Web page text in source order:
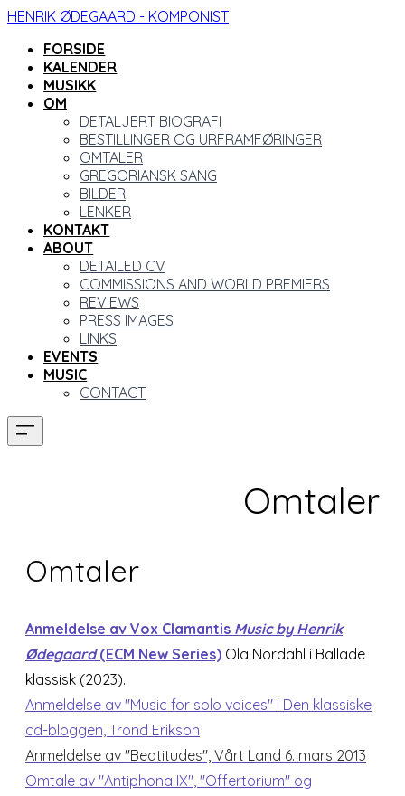
HENRIK ØDEGAARD - KOMPONIST
FORSIDE
KALENDER
MUSIKK
OM
DETALJERT BIOGRAFI
BESTILLINGER OG URFRAMFØRINGER
OMTALER
GREGORIANSK SANG
BILDER
LENKER
KONTAKT
ABOUT
DETAILED CV
COMMISSIONS AND WORLD PREMIERS
REVIEWS
PRESS IMAGES
LINKS
EVENTS
MUSIC
CONTACT
Omtaler
Omtaler
Anmeldelse av Vox Clamantis Music by Henrik
Ødegaard(ECM New Series) Ola Nordahl i Ballade
klassisk (2023).
Anmeldelse av "Music for solo voices" i Den klassiske
cd-bloggen, Trond Erikson
Anmeldelse av "Beatitudes", Vårt Land 6. mars 2013
Omtale av "Antiphona IX", "Offertorium" og